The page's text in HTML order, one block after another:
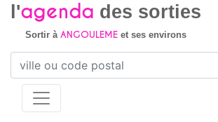
l'agenda des sorties
Sortir à ANGOULEMEet ses environs